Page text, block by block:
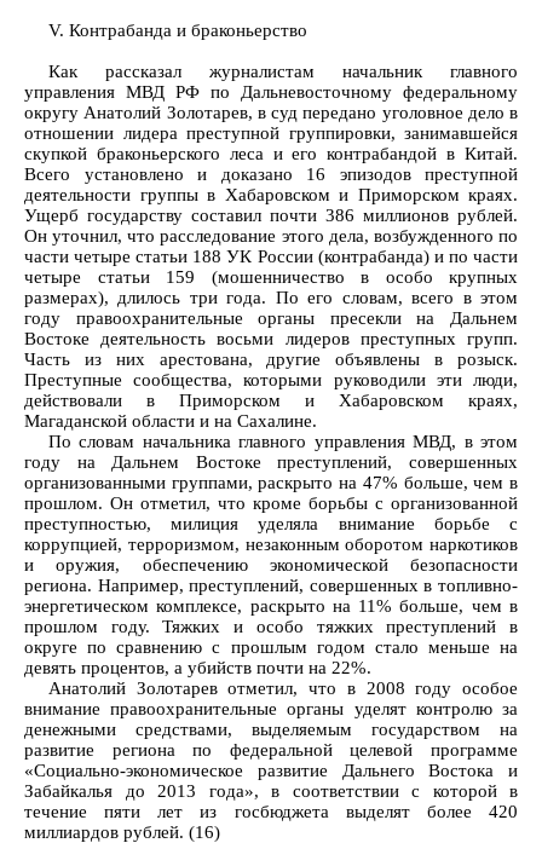
V. Контрабанда и браконьерство
Как рассказал журналистам начальник главного
управления МВД РФ по Дальневосточному федеральному
округу Анатолий Золотарев, в суд передано уголовное дело в
отношении лидера преступной группировки, занимавшейся
скупкой браконьерского леса и его контрабандой в Китай.
Всего установлено и доказано 16 эпизодов преступной
деятельности группы в Хабаровском и Приморском краях.
Ущерб государству составил почти 386 миллионов рублей.
Он уточнил, что расследование этого дела, возбужденного по
части четыре статьи 188 УК России (контрабанда) и по части
четыре статьи 159 (мошенничество в особо крупных
размерах), длилось три года. По его словам, всего в этом
году правоохранительные органы пресекли на Дальнем
Востоке деятельность восьми лидеров преступных групп.
Часть из них арестована, другие объявлены в розыск.
Преступные сообщества, которыми руководили эти люди,
действовали в Приморском и Хабаровском краях,
Магаданской области и на Сахалине.
По словам начальника главного управления МВД, в этом
году на Дальнем Востоке преступлений, совершенных
организованными группами, раскрыто на 47% больше, чем в
прошлом. Он отметил, что кроме борьбы с организованной
преступностью, милиция уделяла внимание борьбе с
коррупцией, терроризмом, незаконным оборотом наркотиков
и оружия, обеспечению экономической безопасности
региона. Например, преступлений, совершенных в топливно-
энергетическом комплексе, раскрыто на 11% больше, чем в
прошлом году. Тяжких и особо тяжких преступлений в
округе по сравнению с прошлым годом стало меньше на
девять процентов, а убийств почти на 22%.
Анатолий Золотарев отметил, что в 2008 году особое
внимание правоохранительные органы уделят контролю за
денежными средствами, выделяемым государством на
развитие региона по федеральной целевой программе
«Социально-экономическое развитие Дальнего Востока и
Забайкалья до 2013 года», в соответствии с которой в
течение пяти лет из госбюджета выделят более 420
миллиардов рублей. (16)